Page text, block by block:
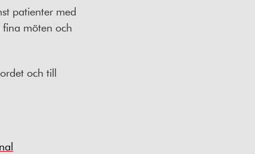
patienter med
möten och
och till